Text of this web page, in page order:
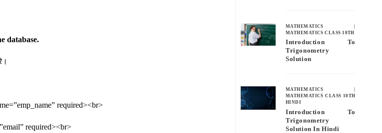
database.
required><br>
required><br>
MATHEMATICS
MATHEMATICS CLASS 10TH
Introduction To
Trigonometry
Solution
MATHEMATICS
MATHEMATICS CLASS 10TH
HINDI
Introduction To
Trigonometry
Solution In Hindi